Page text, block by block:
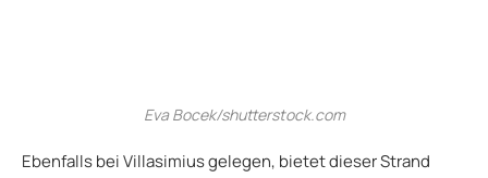
Eva Bocek/shutterstock.com
Ebenfalls bei Villasimius gelegen, bietet dieser Strand